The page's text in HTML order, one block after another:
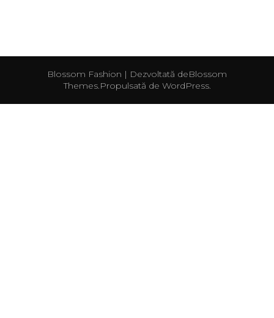
Blossom Fashion | Dezvoltată deBlossom
Themes.Propulsată de WordPress.